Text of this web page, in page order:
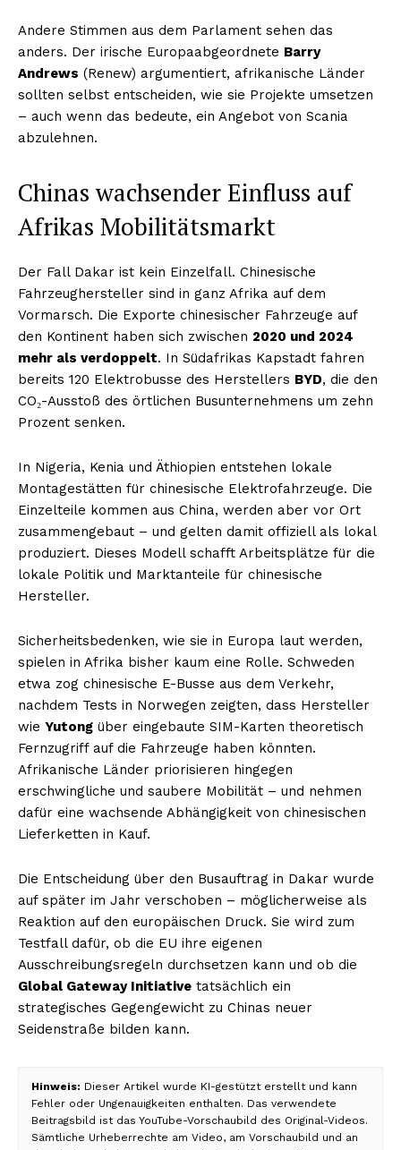
Andere Stimmen aus dem Parlament sehen das
anders. Der irische Europaabgeordnete Barry
Andrews (Renew) argumentiert, afrikanische Länder
sollten selbst entscheiden, wie sie Projekte umsetzen
– auch wenn das bedeute, ein Angebot von Scania
abzulehnen.
Chinas wachsender Einfluss auf
Afrikas Mobilitätsmarkt
Der Fall Dakar ist kein Einzelfall. Chinesische
Fahrzeughersteller sind in ganz Afrika auf dem
Vormarsch. Die Exporte chinesischer Fahrzeuge auf
den Kontinent haben sich zwischen 2020 und 2024
mehr als verdoppelt. In Südafrikas Kapstadt fahren
bereits 120 Elektrobusse des Herstellers BYD, die den
CO₂-Ausstoß des örtlichen Busunternehmens um zehn
Prozent senken.
In Nigeria, Kenia und Äthiopien entstehen lokale
Montagestätten für chinesische Elektrofahrzeuge. Die
Einzelteile kommen aus China, werden aber vor Ort
zusammengebaut – und gelten damit offiziell als lokal
produziert. Dieses Modell schafft Arbeitsplätze für die
lokale Politik und Marktanteile für chinesische
Hersteller.
Sicherheitsbedenken, wie sie in Europa laut werden,
spielen in Afrika bisher kaum eine Rolle. Schweden
etwa zog chinesische E-Busse aus dem Verkehr,
nachdem Tests in Norwegen zeigten, dass Hersteller
wie Yutong über eingebaute SIM-Karten theoretisch
Fernzugriff auf die Fahrzeuge haben könnten.
Afrikanische Länder priorisieren hingegen
erschwingliche und saubere Mobilität – und nehmen
dafür eine wachsende Abhängigkeit von chinesischen
Lieferketten in Kauf.
Die Entscheidung über den Busauftrag in Dakar wurde
auf später im Jahr verschoben – möglicherweise als
Reaktion auf den europäischen Druck. Sie wird zum
Testfall dafür, ob die EU ihre eigenen
Ausschreibungsregeln durchsetzen kann und ob die
Global Gateway Initiative tatsächlich ein
strategisches Gegengewicht zu Chinas neuer
Seidenstraße bilden kann.
Hinweis: Dieser Artikel wurde KI-gestützt erstellt und kann
Fehler oder Ungenauigkeiten enthalten. Das verwendete
Beitragsbild ist das YouTube-Vorschaubild des Original-Videos.
Sämtliche Urheberrechte am Video, am Vorschaubild und an